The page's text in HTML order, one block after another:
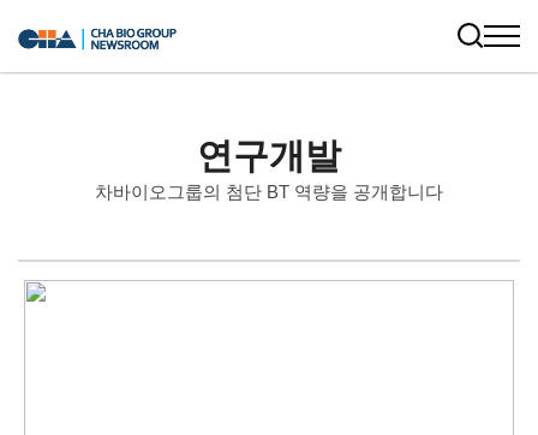
연구개발
차바이오그룹의 첨단 BT 역량을 공개합니다